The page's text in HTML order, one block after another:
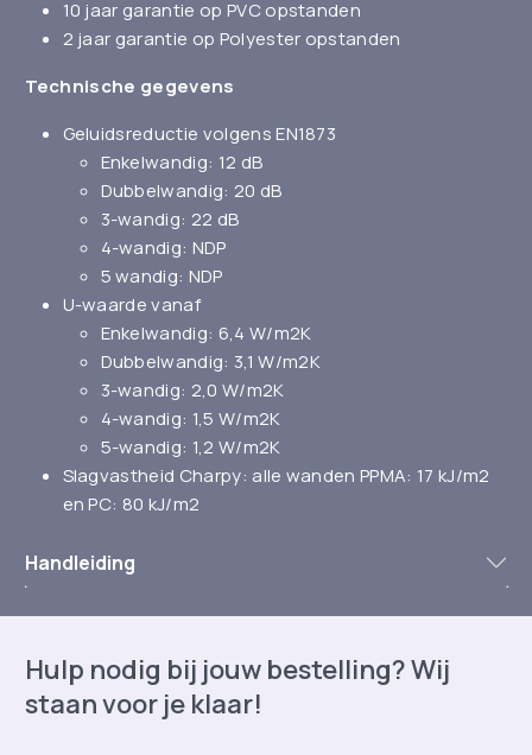
10 jaar garantie op PVC opstanden
2 jaar garantie op Polyester opstanden
Technische gegevens
Geluidsreductie volgens EN1873
Enkelwandig: 12 dB
Dubbelwandig: 20 dB
3-wandig: 22 dB
4-wandig: NDP
5 wandig: NDP
U-waarde vanaf
Enkelwandig: 6,4 W/m2K
Dubbelwandig: 3,1 W/m2K
3-wandig: 2,0 W/m2K
4-wandig: 1,5 W/m2K
5-wandig: 1,2 W/m2K
Slagvastheid Charpy: alle wanden PPMA: 17 kJ/m2
en PC: 80 kJ/m2
Handleiding
Hulp nodig bij jouw bestelling? Wij
staan voor je klaar!